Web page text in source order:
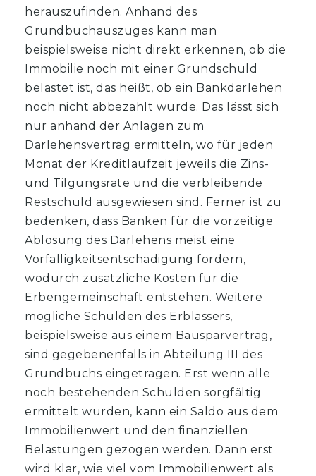
herauszufinden. Anhand des
Grundbuchauszuges kann man
beispielsweise nicht direkt erkennen, ob die
Immobilie noch mit einer Grundschuld
belastet ist, das heißt, ob ein Bankdarlehen
noch nicht abbezahlt wurde. Das lässt sich
nur anhand der Anlagen zum
Darlehensvertrag ermitteln, wo für jeden
Monat der Kreditlaufzeit jeweils die Zins-
und Tilgungsrate und die verbleibende
Restschuld ausgewiesen sind. Ferner ist zu
bedenken, dass Banken für die vorzeitige
Ablösung des Darlehens meist eine
Vorfälligkeitsentschädigung fordern,
wodurch zusätzliche Kosten für die
Erbengemeinschaft entstehen. Weitere
mögliche Schulden des Erblassers,
beispielsweise aus einem Bausparvertrag,
sind gegebenenfalls in Abteilung III des
Grundbuchs eingetragen. Erst wenn alle
noch bestehenden Schulden sorgfältig
ermittelt wurden, kann ein Saldo aus dem
Immobilienwert und den finanziellen
Belastungen gezogen werden. Dann erst
wird klar, wie viel vom Immobilienwert als